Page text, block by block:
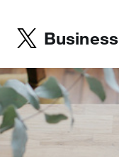
Business